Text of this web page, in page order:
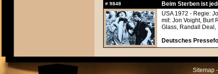
# 9848
Beim Sterben ist
USA 1972 - Regie:
mit: Jon Voight, Burt
Glass, Randall Deal,
Deutsches
Sitemap